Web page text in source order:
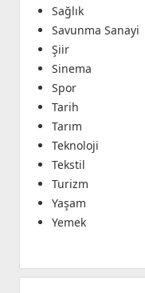
Sağlık
Savunma Sanayi
Şiir
Sinema
Spor
Tarih
Tarım
Teknoloji
Tekstil
Turizm
Yaşam
Yemek